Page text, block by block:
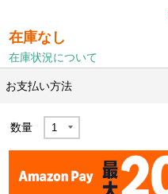
在庫なし
在庫状況について
お支払い方法
数量